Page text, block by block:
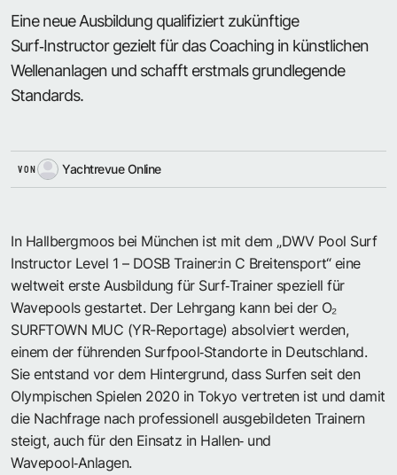
Eine neue Ausbildung qualifiziert zukünftige
Surf‑Instructor gezielt für das Coaching in künstlichen
Wellenanlagen und schafft erstmals grundlegende
Standards.
VON Yachtrevue Online
In Hallbergmoos bei München ist mit dem „DWV Pool Surf
Instructor Level 1 – DOSB Trainer:in C Breitensport“ eine
weltweit erste Ausbildung für Surf‑Trainer speziell für
Wavepools gestartet. Der Lehrgang kann bei der O₂
SURFTOWN MUC (YR-Reportage) absolviert werden,
einem der führenden Surfpool‑Standorte in Deutschland.
Sie entstand vor dem Hintergrund, dass Surfen seit den
Olympischen Spielen 2020 in Tokyo vertreten ist und damit
die Nachfrage nach professionell ausgebildeten Trainern
steigt, auch für den Einsatz in Hallen‑ und
Wavepool‑Anlagen.